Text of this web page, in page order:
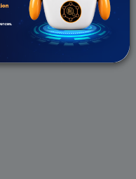
regulacyjne